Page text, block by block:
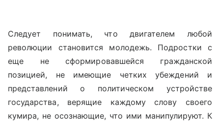
Следует понимать, что двигателем любой
революции становится молодежь. Подростки с
еще не сформировавшейся гражданской
позицией, не имеющие четких убеждений и
представлений о политическом устройстве
государства, верящие каждому слову своего
кумира, не осознающие, что ими манипулируют. К